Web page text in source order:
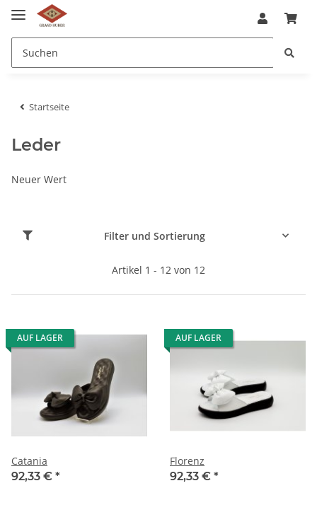
Startseite
Leder
Neuer Wert
Filter und Sortierung
Artikel 1 - 12 von 12
AUF LAGER
Catania
92,33 € *
AUF LAGER
Florenz
92,33 € *